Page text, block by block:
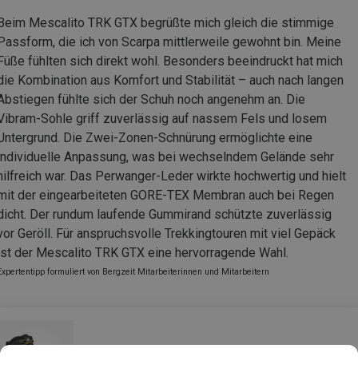
Mescalito TRK GTX begrüßte mich gleich die stimmige
die ich von Scarpa mittlerweile gewohnt bin. Meine
fühlten sich direkt wohl. Besonders beeindruckt hat mich
Kombination aus Komfort und Stabilität – auch nach langen
fühlte sich der Schuh noch angenehm an. Die
Sohle griff zuverlässig auf nassem Fels und losem
Die Zwei-Zonen-Schnürung ermöglichte eine
Anpassung, was bei wechselndem Gelände sehr
war. Das Perwanger-Leder wirkte hochwertig und hielt
der eingearbeiteten GORE-TEX Membran auch bei Regen
Der rundum laufende Gummirand schützte zuverlässig
Geröll. Für anspruchsvolle Trekkingtouren mit viel Gepäck
der Mescalito TRK GTX eine hervorragende Wahl.
formuliert von Bergzeit Mitarbeiterinnen und Mitarbeitern